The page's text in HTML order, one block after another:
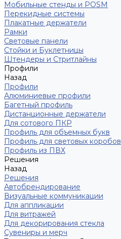
Мобильные стенды и POSM
Перекидные системы
Плакатные держатели
Рамки
Световые панели
Стойки и Буклетницы
Штендеры и Стритлайны
Профили
Назад
Профили
Алюминиевые профили
Багетный профиль
Дистанционные держатели
Для сотового ПКР
Профиль для объемных букв
Профиль для световых коробов
Профиль из ПВХ
Решения
Назад
Решения
Автобрендирование
Визуальные коммуникации
Для аппликации
Для витражей
Для декорирования стекла
Сувениры и мерч